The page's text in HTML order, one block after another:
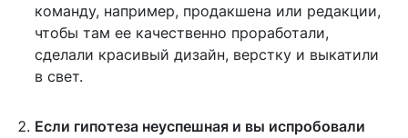
команду, например, продакшена или редакции,
чтобы там ее качественно проработали,
сделали красивый дизайн, верстку и выкатили
в свет.
Если гипотеза неуспешная и вы испробовали